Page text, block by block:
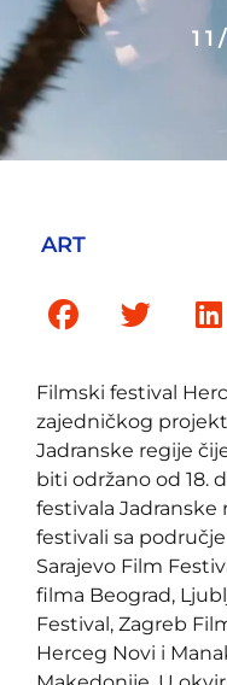
ART
Filmski festival
zajedničkog
Jadranske regije
biti održano od 18.
festivala
festivali sa
Sarajevo Film
filma Beograd,
Festival, Zagreb
Herceg Novi i